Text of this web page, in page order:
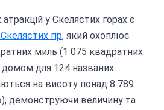
у Скелястих горах є
гір, який охоплює
миль (1 075 квадратних
домом для 124 названих
на висоту понад 8 789
демонструючи величину та